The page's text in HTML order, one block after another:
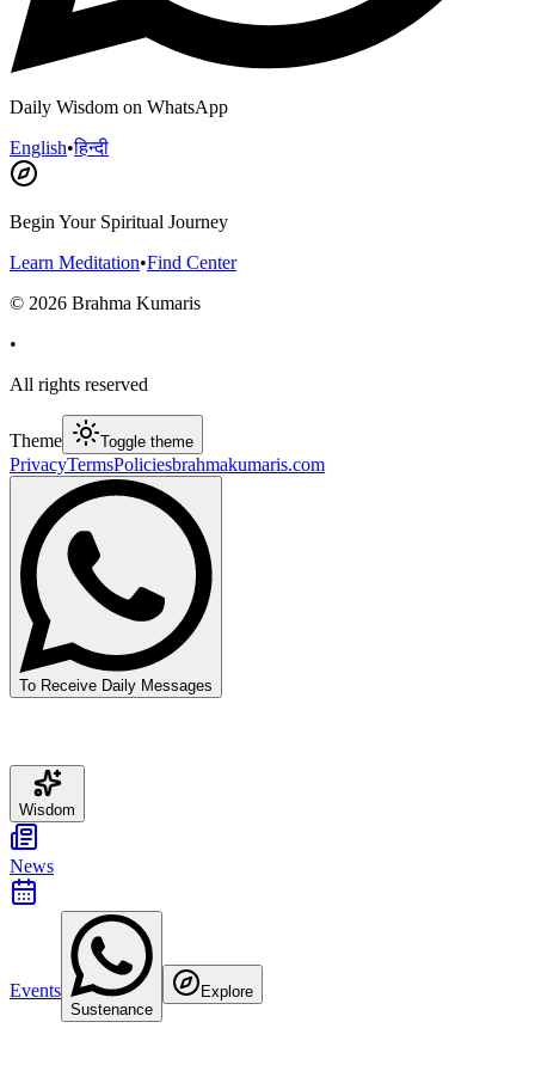
Daily Wisdom on WhatsApp
English•हिन्दी
Begin Your Spiritual Journey
Learn Meditation•Find Center
© 2026 Brahma Kumaris
•
All rights reserved
Theme Toggle theme
PrivacyTermsPoliciesbrahmakumaris.com
To Receive Daily Messages
Wisdom
News
Events
Sustenance
Explore